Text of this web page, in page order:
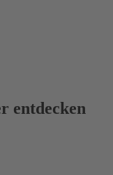
entdecken